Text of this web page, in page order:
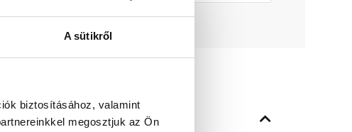
A sütikről
biztosításához, valamint
megosztjuk az Ön